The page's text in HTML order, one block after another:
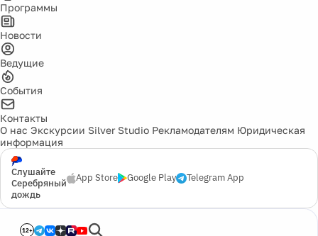
Программы
Новости
Ведущие
События
Контакты
О нас Экскурсии Silver Studio Рекламодателям Юридическая
информация
Слушайте
Серебряный
дождь
App Store Google Play Telegram App
12+